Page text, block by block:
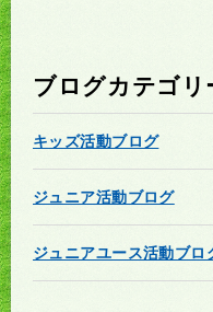
ブログカテゴリ
キッズ活動ブログ
ジュニア活動ブログ
ジュニアユース活動ブロ